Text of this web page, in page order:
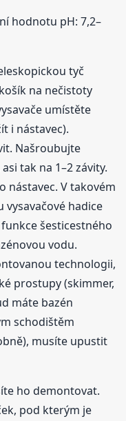
hodnotu pH: 7,2–
tyč
na nečistoty
umístěte
i nástavec).
Našroubujte
tak na 1–2 závity.
nástavec. V takovém
hadice
šesticestného
vodu.
technologii,
prostupy (skimmer,
máte bazén
schodištěm
musíte upustit
ho demontovat.
pod kterým je